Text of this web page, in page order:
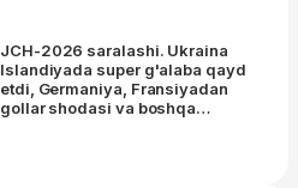
JCH-2026 saralashi. Ukraina
Islandiyada super g'alaba qayd
etdi, Germaniya, Fransiyadan
gollar shodasi va boshqa